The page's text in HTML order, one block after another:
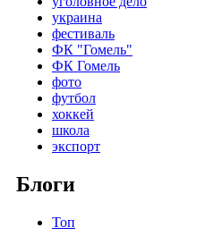
украина
фестиваль
ФК "Гомель"
ФК Гомель
фото
футбол
хоккей
школа
экспорт
Блоги
Топ